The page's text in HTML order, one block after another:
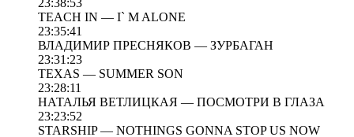
23:38:53
TEACH IN — I` M ALONE
23:35:41
ВЛАДИМИР ПРЕСНЯКОВ — ЗУРБАГАН
23:31:23
TEXAS — SUMMER SON
23:28:11
НАТАЛЬЯ ВЕТЛИЦКАЯ — ПОСМОТРИ В ГЛАЗА
23:23:52
STARSHIP — NOTHINGS GONNA STOP US NOW